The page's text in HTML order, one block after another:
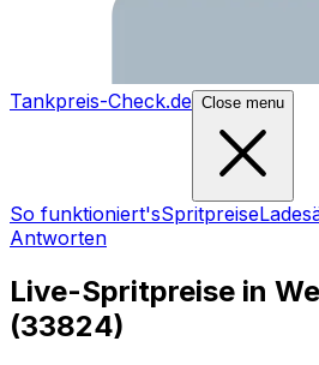
Tankpreis-Check.de Close menu
So funktioniert'sSpritpreise
Antworten
Live-Spritpreise in
(33824)